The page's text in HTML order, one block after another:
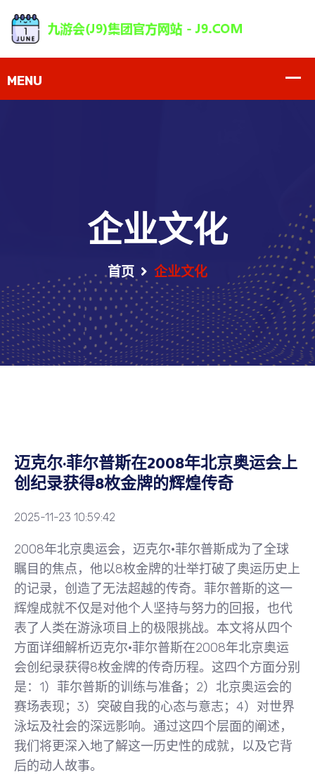
企业文化
首页 企业文化
迈克尔·菲尔普斯在2008年北京奥运会上
创纪录获得8枚金牌的辉煌传奇
2025-11-23 10:59:42
2008年北京奥运会，迈克尔·菲尔普斯成为了全球
瞩目的焦点，他以8枚金牌的壮举打破了奥运历史上
的记录，创造了无法超越的传奇。菲尔普斯的这一
辉煌成就不仅是对他个人坚持与努力的回报，也代
表了人类在游泳项目上的极限挑战。本文将从四个
方面详细解析迈克尔·菲尔普斯在2008年北京奥运
会创纪录获得8枚金牌的传奇历程。这四个方面分别
是：1）菲尔普斯的训练与准备；2）北京奥运会的
赛场表现；3）突破自我的心态与意志；4）对世界
泳坛及社会的深远影响。通过这四个层面的阐述，
我们将更深入地了解这一历史性的成就，以及它背
后的动人故事。